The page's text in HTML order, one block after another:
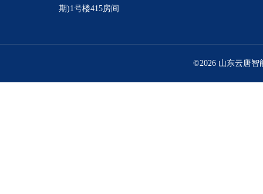
期)1号楼415房间
©2026 山东云唐